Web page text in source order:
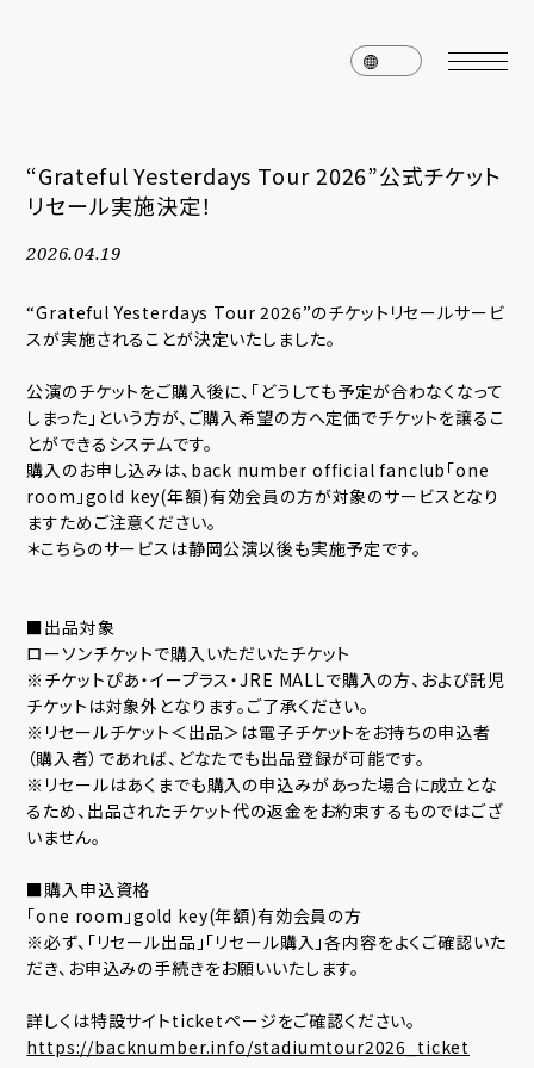
OK
home
media
profile
disc
goods
video
新規会員登録 ログイン
fc news
blog
movie&radio
room #783
lyrics search
special
“Grateful Yesterdays Tour 2026”公式チケット
リセール実施決定！
2026.04.19
“Grateful Yesterdays Tour 2026”のチケットリセールサービ
スが実施されることが決定いたしました。
公演のチケットをご購入後に、「どうしても予定が合わなくなって
しまった」という方が、ご購入希望の方へ定価でチケットを譲るこ
とができるシステムです。
購入のお申し込みは、back number official fanclub「one
room」gold key(年額)有効会員の方が対象のサービスとなり
ますためご注意ください。
＊こちらのサービスは静岡公演以後も実施予定です。
■出品対象
ローソンチケットで購入いただいたチケット
※チケットぴあ・イープラス・JRE MALLで購入の方、および託児
チケットは対象外となります。ご了承ください。
※リセールチケット＜出品＞は電子チケットをお持ちの申込者
（購入者）であれば、どなたでも出品登録が可能です。
※リセールはあくまでも購入の申込みがあった場合に成立とな
るため、出品されたチケット代の返金をお約束するものではござ
いません。
■購入申込資格
「one room」gold key(年額)有効会員の方
※必ず、「リセール出品」「リセール購入」各内容をよくご確認いた
だき、お申込みの手続きをお願いいたします。
詳しくは特設サイトticketページをご確認ください。
https://backnumber.info/stadiumtour2026_ticket